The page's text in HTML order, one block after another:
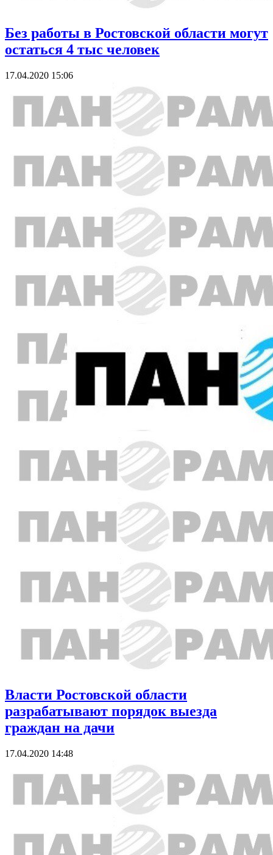
Без работы в Ростовской области могут
остаться 4 тыс человек
17.04.2020 15:06
Власти Ростовской области
разрабатывают порядок выезда
граждан на дачи
17.04.2020 14:48